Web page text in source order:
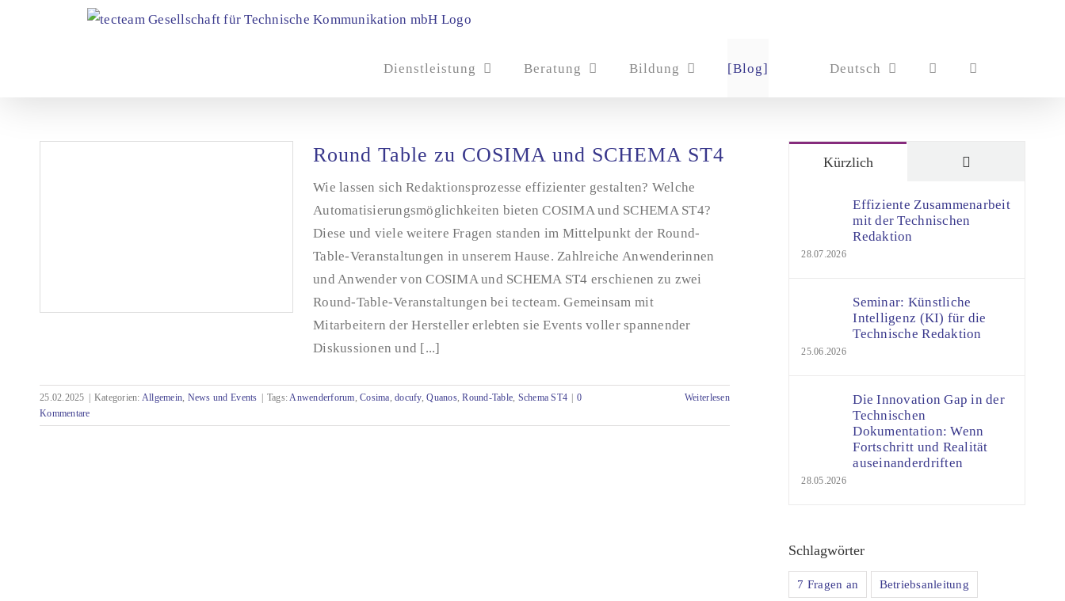
Dienstleistung Beratung Bildung [Blog] Deutsch
Round Table zu COSIMA und SCHEMA ST4
Round Table zu COSIMA und SCHEMA ST4
Wie lassen sich Redaktionsprozesse effizienter gestalten? Welche
Automatisierungsmöglichkeiten bieten COSIMA und SCHEMA ST4?
Diese und viele weitere Fragen standen im Mittelpunkt der Round-
Table-Veranstaltungen in unserem Hause. Zahlreiche Anwenderinnen
und Anwender von COSIMA und SCHEMA ST4 erschienen zu zwei
Round-Table-Veranstaltungen bei tecteam. Gemeinsam mit
Mitarbeitern der Hersteller erlebten sie Events voller spannender
Diskussionen und [...]
25.02.2025 Kategorien: Allgemein, News und Events Tags:Anwenderforum,Cosima,docufy,Quanos,Round-Table, Schema ST4
0
Kommentare
Weiterlesen
Kürzlich
Effiziente Zusammenarbeit
mit der Technischen
Redaktion
28.07.2026
Seminar: Künstliche
Intelligenz (KI) für die
Technische Redaktion
25.06.2026
Die Innovation Gap in der
Technischen
Dokumentation: Wenn
Fortschritt und Realität
auseinanderdriften
28.05.2026
Schlagwörter
7 Fragen an Betriebsanleitung